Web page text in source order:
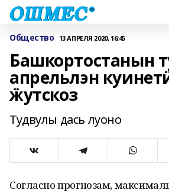
Общество 13 АПРЕЛЯ 2020, 16:45
Башкортостанын
апрельлэн
ӝутскоз
Тудвулы дась луоно
Согласно прогнозам,